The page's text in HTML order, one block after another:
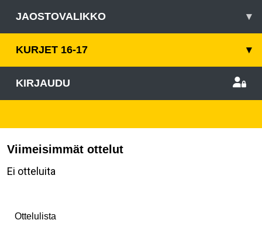
JAOSTOVALIKKO ▾
KURJET 16-17 ▾
KIRJAUDU
Viimeisimmät ottelut
Ei otteluita
Ottelulista